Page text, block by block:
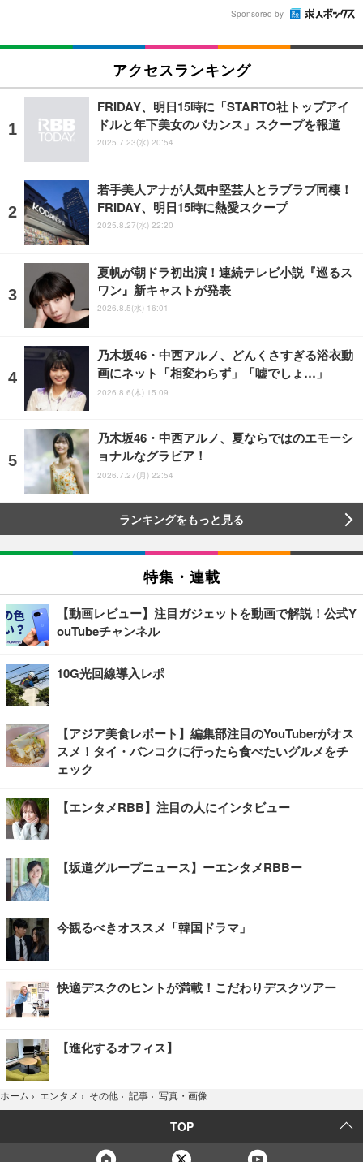
Sponsored by
アクセスランキング
FRIDAY、明日15時に「STARTO社トップアイ
ドルと年下美女のバカンス」スクープを報道
2025.7.23(水) 20:54
若手美人アナが人気中堅芸人とラブラブ同棲！
FRIDAY、明日15時に熱愛スクープ
2025.8.27(水) 22:20
夏帆が朝ドラ初出演！連続テレビ小説『巡るス
ワン』新キャストが発表
2026.8.5(水) 16:01
乃木坂46・中西アルノ、どんくさすぎる浴衣動
画にネット「相変わらず」「嘘でしょ…」
2026.8.6(木) 15:09
乃木坂46・中西アルノ、夏ならではのエモーシ
ョナルなグラビア！
2026.7.27(月) 22:54
ランキングをもっと見る
特集・連載
【動画レビュー】注目ガジェットを動画で解説！公式Y
ouTubeチャンネル
10G光回線導入レポ
【アジア美食レポート】編集部注目のYouTuberがオス
スメ！タイ・バンコクに行ったら食べたいグルメをチ
ェック
【エンタメRBB】注目の人にインタビュー
【坂道グループニュース】ーエンタメRBBー
今観るべきオススメ「韓国ドラマ」
快適デスクのヒントが満載！こだわりデスクツアー
【進化するオフィス】
ホーム › エンタメ › その他 › 記事 › 写真・画像
TOP